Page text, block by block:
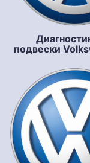
подвески